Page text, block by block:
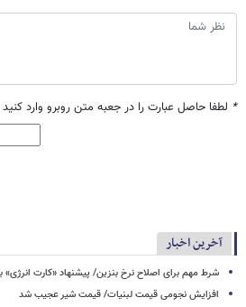
* لطفا حاصل عبارت را در جعبه متن روبرو وارد کنید
آخرین اخبار
شرط مهم برای اصلاح نرخ بنزین/ پیشنهاد «کارت انرژی»
افزایش نجومی قیمت لبنیات/ قیمت شیر عجیب شد